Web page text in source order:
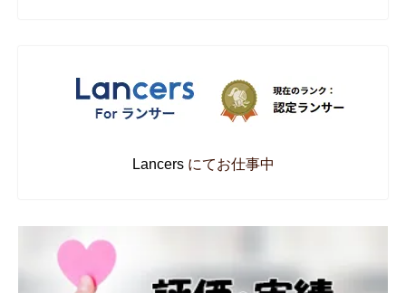
Lancersにてお仕事中